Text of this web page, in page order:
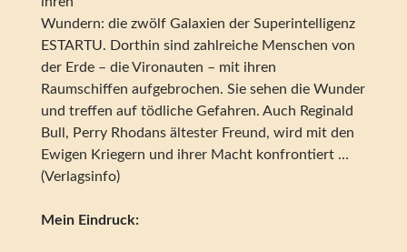
Wundern: die zwölf Galaxien der Superintelligenz
ESTARTU. Dorthin sind zahlreiche Menschen von
der Erde – die Vironauten – mit ihren
Raumschiffen aufgebrochen. Sie sehen die Wunder
und treffen auf tödliche Gefahren. Auch Reginald
Bull, Perry Rhodans ältester Freund, wird mit den
Ewigen Kriegern und ihrer Macht konfrontiert …
(Verlagsinfo)
Mein Eindruck: